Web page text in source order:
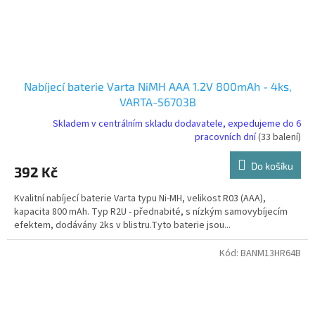
Nabíjecí baterie Varta NiMH AAA 1.2V 800mAh - 4ks,
VARTA-56703B
Skladem v centrálním skladu dodavatele, expedujeme do 6
pracovních dní(33 balení)
392 Kč Do košíku
Kvalitní nabíjecí baterie Varta typu Ni-MH, velikost R03 (AAA),
kapacita 800 mAh. Typ R2U - přednabité, s nízkým samovybíjecím
efektem, dodávány 2ks v blistru.Tyto baterie jsou...
Kód: BANM13HR64B